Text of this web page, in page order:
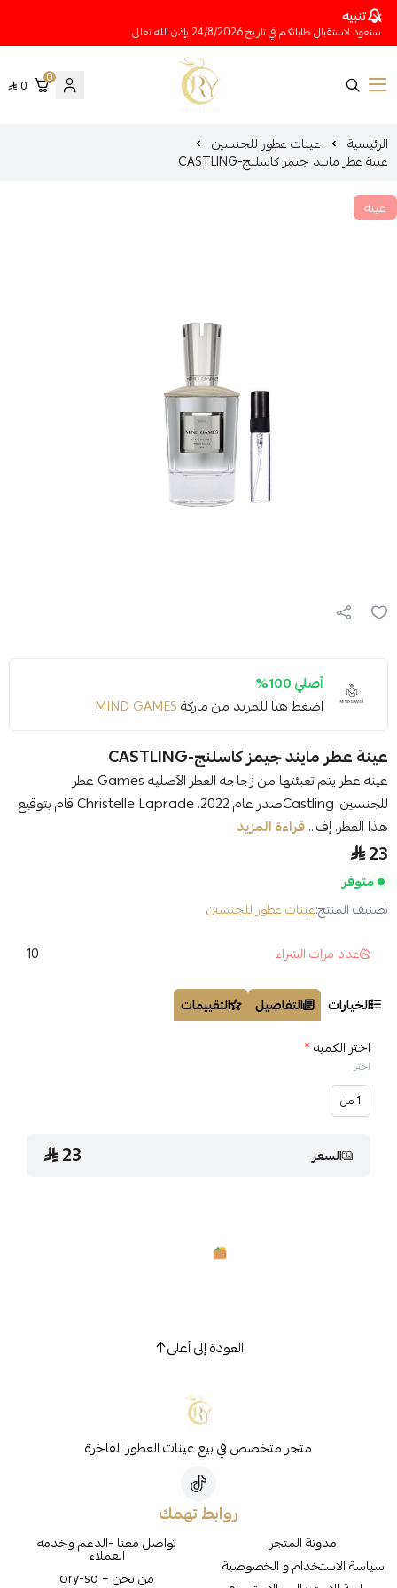
تنبيه
سنعود لاستقبال طلباتكم في تاريخ 24/8/2026 بإذن الله تعالى
متجر عينات عطور أوري
0
0
الرئيسية عينات عطور للجنسين
عينة عطر مايند جيمز كاسلنج-CASTLING
عينه
أصلي 100%
اضغط هنا للمزيد من ماركةMIND GAMES
عينة عطر مايند جيمز كاسلنج-CASTLING
عينه عطر يتم تعبئتها من زجاجه العطر الأصليه Games عطر
للجنسين. Castlingصدر عام 2022. Christelle Laprade قام بتوقيع
هذا العطر. إف...قراءة المزيد
23
متوفر
تصنيف المنتج:عينات عطور للجنسين
عدد مرات الشراء
10
الخيارات التفاصيل
التقييمات
اختر الكميه*
اختر
1 مل
السعر 23
العودة إلى أعلى
متجر متخصص في بيع عينات العطور الفاخرة
روابط تهمك
مدونة المتجر
سياسة الاستخدام و الخصوصية
تواصل معنا -الدعم وخدمه
العملاء
من نحن – ory-sa